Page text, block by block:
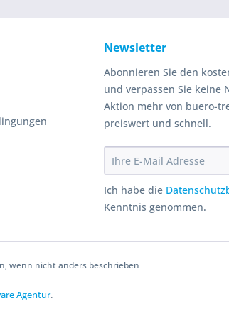
Newsletter
Abonnieren Sie den
und verpassen Sie keine
Aktion mehr von buero-
preiswert und schnell.
Ich habe die
Kenntnis genommen.
wenn nicht anders beschrieben
Agentur.